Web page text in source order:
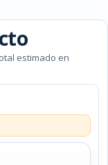
estimado en